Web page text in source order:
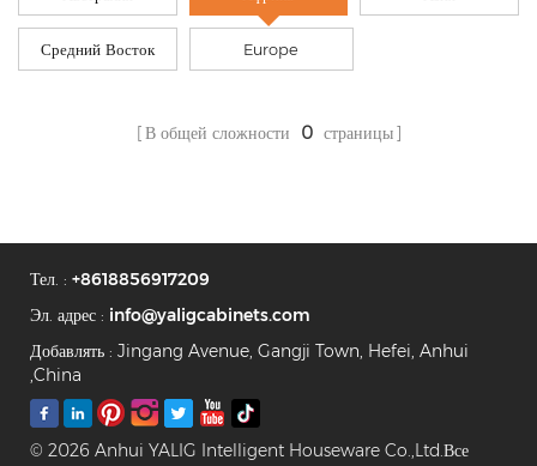
Средний Восток Europe
В общей сложности 0 страницы
Тел. : +8618856917209
Эл. адрес : info@yaligcabinets.com
Добавлять : Jingang Avenue, Gangji Town, Hefei, Anhui
,China
© 2026 Anhui YALIG Intelligent Houseware Co.,Ltd.Все